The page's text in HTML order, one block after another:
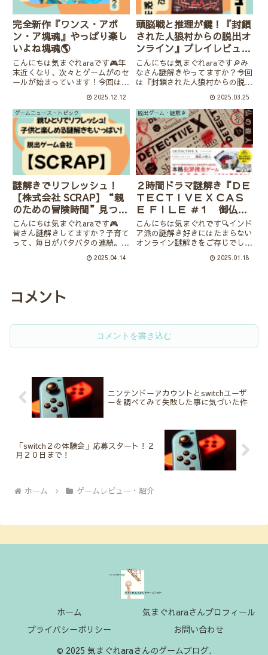
完全新作『ワンス・アポ
ン・ア塊魂』やっぱり楽し
いよね塊魂🌎
こんにちは気まぐれaraです🎮年
末近くなり、次々とゲームがのセ
ールが始まっています！今回は
ポン・ア塊魂』を紹介！新作モ王
様ヤラカシテオリマス。イツモハ
ジマリハ王様デス💖対応機種
Switch・PS5・Xbox・s...
2025.12.12
頭脳戦と推理が鍵！『封鎖
された人狼村からの脱出オ
ンライン』プレイレビュー
「人狼は誰だ！」
こんにちは気まぐれaraです🔎み
なさん謎解きやってますか？今回
は『封鎖された人狼村からの脱
で、紹介していきます。以前プレ
イした『封鎖された魔王城からの
脱出』から２つ目の『封鎖された
シリーズ』です。リアル脱出ゲ
ー...
2025.03.25
ゲームニュース・トピック
謎解きでリフレッシュ！
【株式会社 SCRAP】“親
のための冒険時間”見つけ
ました👓子供とできる謎
解きも紹介🔎
こんにちは気まぐれaraです🎮
皆さん謎解きしてますか？子育て
って、毎日がバタバタの連続。朝
出し、夜は寝かしつけ・・・。そ
せんか？リアル脱出ゲーム会社...
2025.04.14
脱出ゲーム・謎解き
２時間ドラマ謎解き『ＤＥ
ＴＥＣＴＩＶＥ X ＣＡＳ
Ｅ ＦＩＬＥ ＃１ 御仏の
殺人』
こんにちは気まぐれです🔍インド
ア派の謎解き好きにはたまらない
オンライン謎解きをご存じでしょ
ットを使ってストーリーを進めて
2025.01.18
コメント
コメントを書き込む
ニンテンドーアカウントとswitchユーザ
ーを調べてみて失敗した事に気づいた件
「switch２の体験会」応募スタート！２
月２０日まで！
ホーム ゲームレビュー・紹介
ホーム
気まぐれaraさんプロフィール
プライバシーポリシー
お問い合わせ
© 2025 気まぐれaraさんのゲームブログ.